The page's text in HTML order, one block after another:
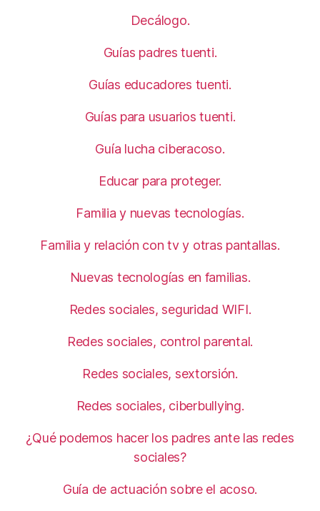
Decálogo.
Guías padres tuenti.
Guías educadores tuenti.
Guías para usuarios tuenti.
Guía lucha ciberacoso.
Educar para proteger.
Familia y nuevas tecnologías.
Familia y relación con tv y otras pantallas.
Nuevas tecnologías en familias.
Redes sociales, seguridad WIFI.
Redes sociales, control parental.
Redes sociales, sextorsión.
Redes sociales, ciberbullying.
¿Qué podemos hacer los padres ante las redes
sociales?
Guía de actuación sobre el acoso.